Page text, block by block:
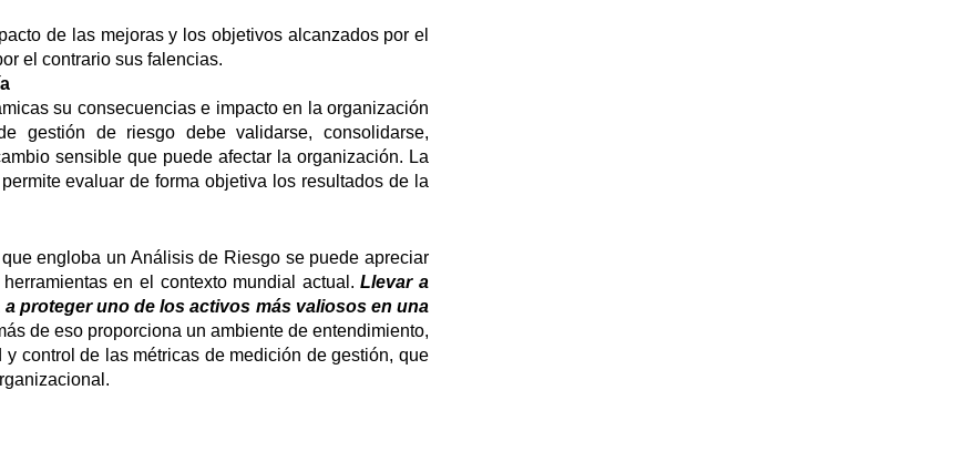
de las mejoras y los objetivos alcanzados por el
el contrario sus falencias.
su consecuencias e impacto en la organización
de riesgo debe validarse, consolidarse,
sensible que puede afectar la organización. La
evaluar de forma objetiva los resultados de la
engloba un Análisis de Riesgo se puede apreciar
en el contexto mundial actual.Llevar a
proteger uno de los activos más valiosos en una
de eso proporciona un ambiente de entendimiento,
control de las métricas de medición de gestión, que